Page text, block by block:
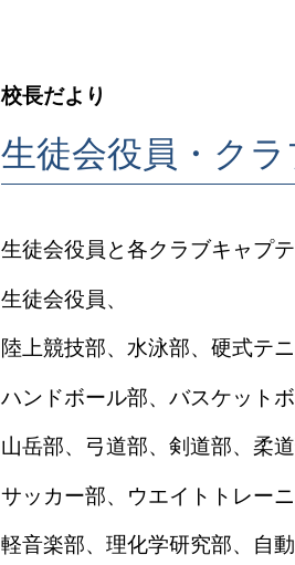
校長だより
生徒会役員・ク
生徒会役員と各クラブキャプ
生徒会役員、
陸上競技部、水泳部、硬式テ
ハンドボール部、バスケット
山岳部、弓道部、剣道部、柔道
サッカー部、ウエイトトレー
軽音楽部、理化学研究部、自